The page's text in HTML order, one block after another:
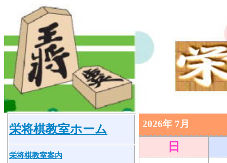
栄将棋教室ホーム
栄将棋教室案内
2026年 7月
日